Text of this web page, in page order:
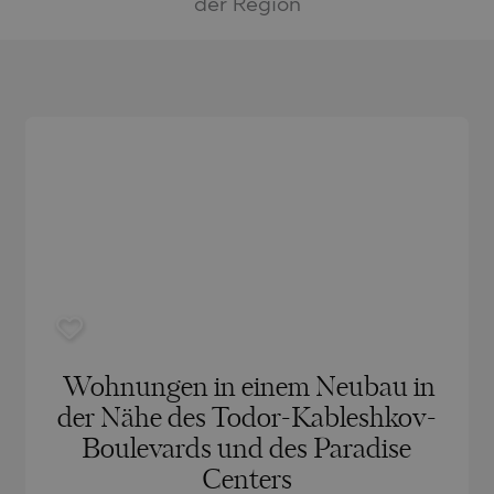
der Region
Wohnungen in einem Neubau in
der Nähe des Todor-Kableshkov-
Boulevards und des Paradise
Centers